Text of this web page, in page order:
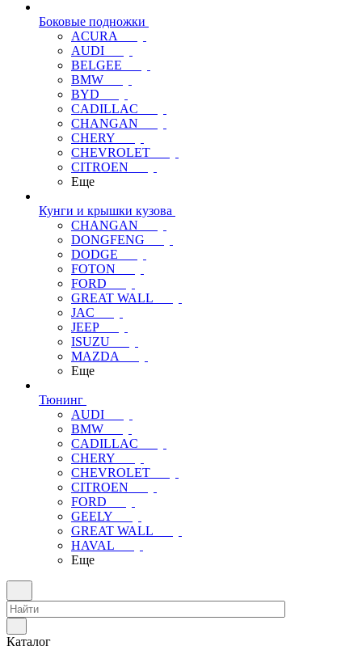
Боковые подножки
ACURA
AUDI
BELGEE
BMW
BYD
CADILLAC
CHANGAN
CHERY
CHEVROLET
CITROEN
Еще
Кунги и крышки кузова
CHANGAN
DONGFENG
DODGE
FOTON
FORD
GREAT WALL
JAC
JEEP
ISUZU
MAZDA
Еще
Тюнинг
AUDI
BMW
CADILLAC
CHERY
CHEVROLET
CITROEN
FORD
GEELY
GREAT WALL
HAVAL
Еще
Каталог